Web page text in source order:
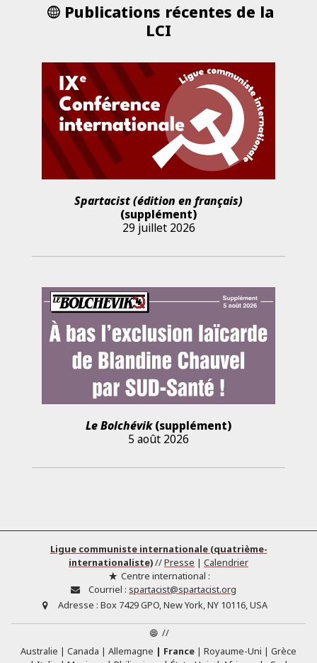
Publications récentes de la
LCI
Spartacist (édition en français)
(supplément)
29 juillet 2026
Le Bolchévik(supplément)
5 août 2026
Ligue communiste internationale (quatrième-
internationaliste)//Presse | Calendrier
Centre international :
Courriel : spartacist@spartacist.org
Adresse : Box 7429 GPO, New York, NY 10116, USA
//
Australie
Canada Allemagne France Royaume-Uni
Grèce